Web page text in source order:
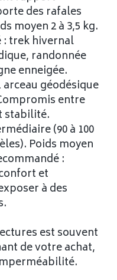
des rafales
moyen 2 à 3,5 kg.
: trek hivernal
randonnée
enneigée.
arceau géodésique
entre
stabilité.
(90 à 100
Poids moyen
:
et
à des
est souvent
de votre achat,